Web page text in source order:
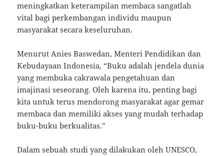
meningkatkan keterampilan membaca sangatlah
vital bagi perkembangan individu maupun
masyarakat secara keseluruhan.
Menurut Anies Baswedan, Menteri Pendidikan dan
Kebudayaan Indonesia, “Buku adalah jendela dunia
yang membuka cakrawala pengetahuan dan
imajinasi seseorang. Oleh karena itu, penting bagi
kita untuk terus mendorong masyarakat agar gemar
membaca dan memiliki akses yang mudah terhadap
buku-buku berkualitas.”
Dalam sebuah studi yang dilakukan oleh UNESCO,